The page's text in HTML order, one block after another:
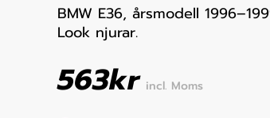
BMW E36, årsmodell
Look njurar.
563kr incl. Moms